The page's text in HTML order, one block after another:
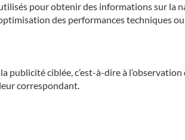
pour obtenir des informations sur
des performances techniques
publicité ciblée, c’est-à-dire à
correspondant.